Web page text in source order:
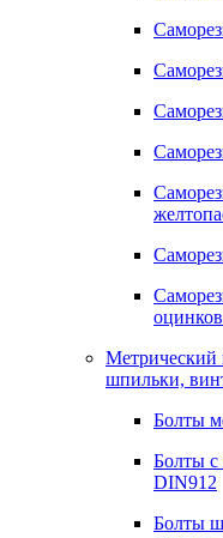
Метрический
шпильки,
Болты
Болты с
DIN912
Болты